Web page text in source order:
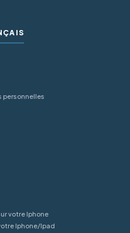
personnelles
votre Iphone
Iphone/Ipad